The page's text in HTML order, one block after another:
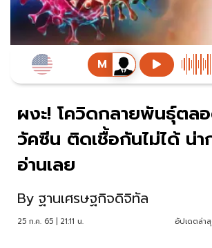
ผงะ! โควิดกลายพันธุ์ตล
วัคซีน ติดเชื้อกันไม่ได้ น่า
อ่านเลย
By ฐานเศรษฐกิจดิจิทัล
25 ก.ค. 65 | 21:11 น. อัปเดตล่า